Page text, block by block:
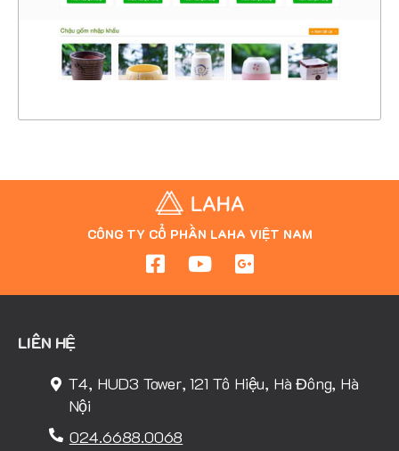
CHI TIẾT
XEM THỰC TẾ
CÔNG TY CỔ PHẦN LAHA VIỆT NAM
LIÊN HỆ
T4, HUD3 Tower, 121 Tô Hiệu, Hà Đông, Hà
Nội
024.6688.0068